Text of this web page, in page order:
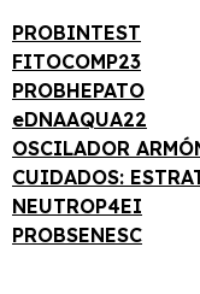
PROBINTEST
FITOCOMP23
PROBHEPATO
eDNAAQUA22
OSCILADOR
CUIDADOS:
NEUTROP4EI
PROBSENESC